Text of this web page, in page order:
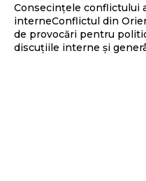
Consecințele conflictului
interneConflictul din
de provocări pentru
discuțiile interne și